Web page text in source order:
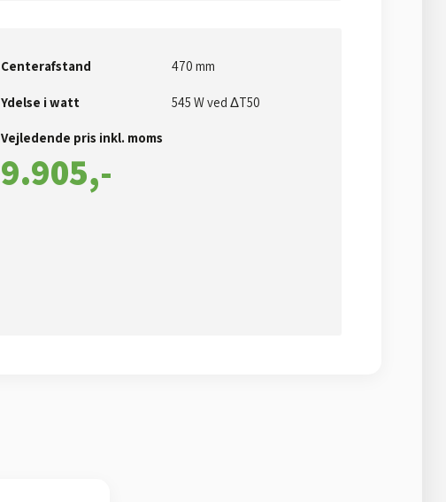
Centerafstand ​470 mm
Ydelse i watt ​545 W ved ΔT50​
Vejledende pris inkl. moms​
9.905,-​